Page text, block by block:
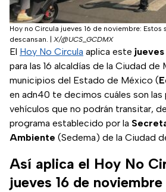
Hoy no Circula jueves 16 de noviembre: Estos
descansan.
X/@UCS_GCDMX
El Hoy No Circula aplica este jueves
para las 16 alcaldías de la Ciudad de
municipios del Estado de México (
en adn40 te decimos cuáles son las
vehículos que no podrán transitar,
programa establecido por la
Ambiente (Sedema) de la Ciudad
Así aplica el Hoy No
jueves 16 de